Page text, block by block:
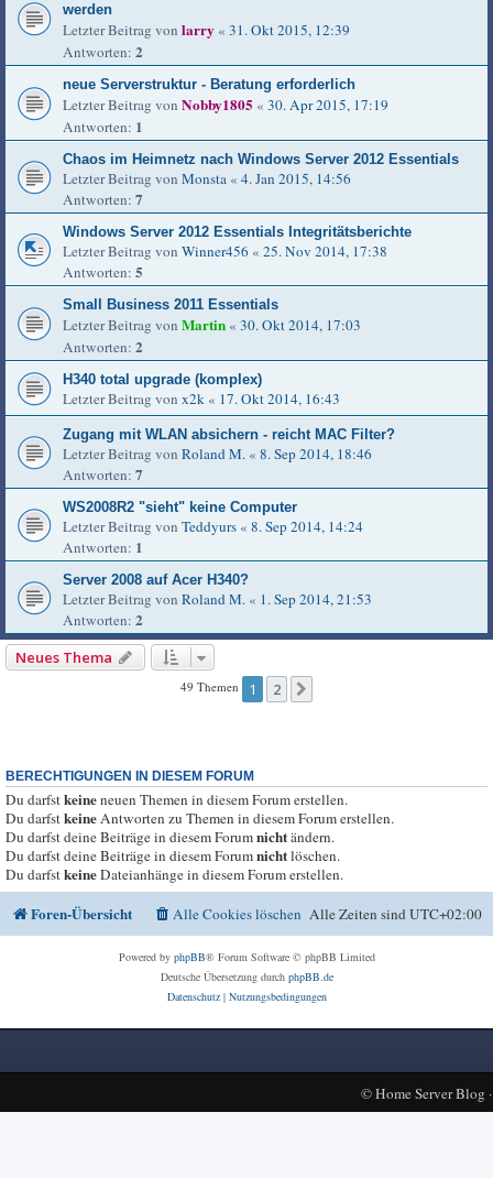
werden
Letzter Beitrag von larry « 31. Okt 2015, 12:39
Antworten: 2
neue Serverstruktur - Beratung erforderlich
Letzter Beitrag von Nobby1805 « 30. Apr 2015, 17:19
Antworten: 1
Chaos im Heimnetz nach Windows Server 2012 Essentials
Letzter Beitrag von Monsta « 4. Jan 2015, 14:56
Antworten: 7
Windows Server 2012 Essentials Integritätsberichte
Letzter Beitrag von Winner456 « 25. Nov 2014, 17:38
Antworten: 5
Small Business 2011 Essentials
Letzter Beitrag von Martin « 30. Okt 2014, 17:03
Antworten: 2
H340 total upgrade (komplex)
Letzter Beitrag von x2k « 17. Okt 2014, 16:43
Zugang mit WLAN absichern - reicht MAC Filter?
Letzter Beitrag von Roland M. « 8. Sep 2014, 18:46
Antworten: 7
WS2008R2 "sieht" keine Computer
Letzter Beitrag von Teddyurs « 8. Sep 2014, 14:24
Antworten: 1
Server 2008 auf Acer H340?
Letzter Beitrag von Roland M. « 1. Sep 2014, 21:53
Antworten: 2
Neues Thema
49 Themen 1 2
BERECHTIGUNGEN IN DIESEM FORUM
Du darfstkeineneuen Themen in diesem Forum erstellen.
Du darfstkeineAntworten zu Themen in diesem Forum erstellen.
Du darfst deine Beiträge in diesem Forumnichtändern.
Du darfst deine Beiträge in diesem Forumnichtlöschen.
Du darfstkeineDateianhänge in diesem Forum erstellen.
Foren-Übersicht Alle Zeiten sindUTC+02:00
Alle Cookies löschen
Powered by phpBB® Forum Software © phpBB Limited
Deutsche Übersetzung durch phpBB.de
Datenschutz| Nutzungsbedingungen
©Home Server Blog